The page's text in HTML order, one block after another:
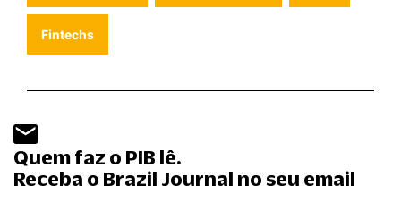
Fintechs
Quem faz o PIB lê.
Receba o Brazil Journal no seu email